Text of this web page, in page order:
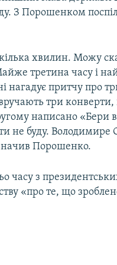
З Порошенком
хвилин. Можу
третина часу і
нагадує притчу про
три
написано «Бери
не буду. Володимире
Порошенко.
часу з
«про те, що